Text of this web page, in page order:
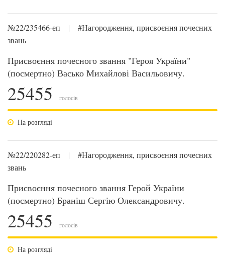
№22/235466-еп |
#Нагородження, присвоєння почесних
звань
Присвоєння почесного звання "Героя України"
(посмертно) Васько Михайлові Васильовичу.
25455 голосів
На розгляді
№22/220282-еп |
#Нагородження, присвоєння почесних
звань
Присвоєння почесного звання Герой України
(посмертно) Браніш Сергію Олександровичу.
25455 голосів
На розгляді